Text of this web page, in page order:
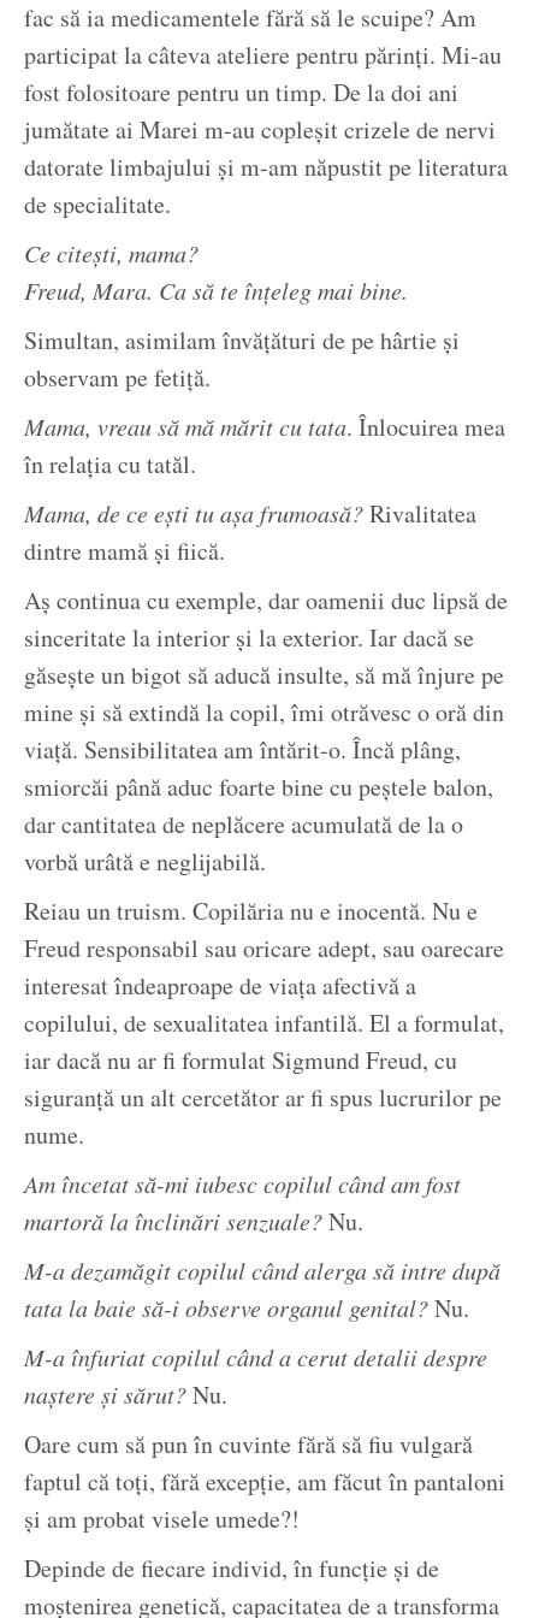
fac să ia medicamentele fără să le scuipe? Am
participat la câteva ateliere pentru părinți. Mi-au
fost folositoare pentru un timp. De la doi ani
jumătate ai Marei m-au copleșit crizele de nervi
datorate limbajului și m-am năpustit pe literatura
de specialitate.
Ce citești, mama?
Freud, Mara. Ca să te înțeleg mai bine.
Simultan, asimilam învățături de pe hârtie și
observam pe fetiță.
Mama, vreau să mă mărit cu tata. Înlocuirea mea
în relația cu tatăl.
Mama, de ce ești tu așa frumoasă?Rivalitatea
dintre mamă și fiică.
Aș continua cu exemple, dar oamenii duc lipsă de
sinceritate la interior și la exterior. Iar dacă se
găsește un bigot să aducă insulte, să mă înjure pe
mine și să extindă la copil, îmi otrăvesc o oră din
viață. Sensibilitatea am întărit-o. Încă plâng,
smiorcăi până aduc foarte bine cu peștele balon,
dar cantitatea de neplăcere acumulată de la o
vorbă urâtă e neglijabilă.
Reiau un truism. Copilăria nu e inocentă. Nu e
Freud responsabil sau oricare adept, sau oarecare
interesat îndeaproape de viața afectivă a
copilului, de sexualitatea infantilă. El a formulat,
iar dacă nu ar fi formulat Sigmund Freud, cu
siguranță un alt cercetător ar fi spus lucrurilor pe
nume.
Am încetat să-mi iubesc copilul când am fost
martoră la înclinări senzuale?Nu.
M-a dezamăgit copilul când alerga să intre după
tata la baie să-i observe organul genital?Nu.
M-a înfuriat copilul când a cerut detalii despre
naștere și sărut?Nu.
Oare cum să pun în cuvinte fără să fiu vulgară
faptul că toți, fără excepție, am făcut în pantaloni
și am probat visele umede?!
Depinde de fiecare individ, în funcție și de
moștenirea genetică, capacitatea de a transforma